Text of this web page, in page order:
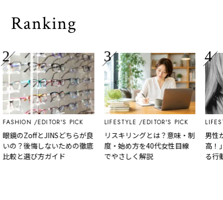
Ranking
EDITOR'S PICK
鏡のZoffとJINSどちらが良
の？後悔しないための徹底
較と選び方ガイド
LIFESTYLE EDITOR'S PICK
リスキリングとは？意味・制
度・始め方を40代女性目線
でやさしく解説
男性
高！
る行